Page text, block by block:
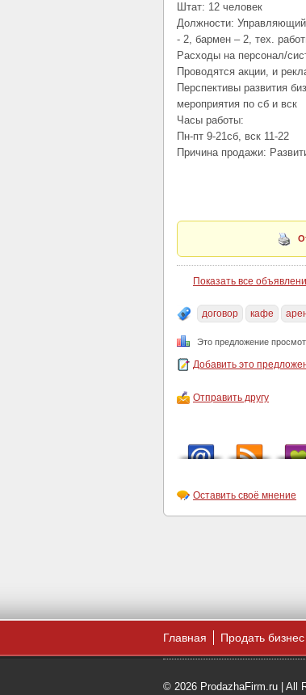
Штат: 12 человек
Должности:
- 2, бармен – 2, тех.
Расходы на персонал/
Проводятся акции, и
Перспективы развития
мероприятия по сб и вск
Часы работы:
Пн-пт 9-21сб, вск 11-22
Причина продажи:
Показать все
договор кафе
Это предложение
Добавить это
Отправить другу
Оставить своё мнение
Главная Продать бизнес
© 2026 ProdazhaFirm.ru | All